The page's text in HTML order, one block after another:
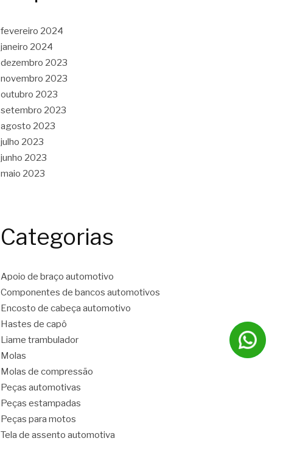
fevereiro 2024
janeiro 2024
dezembro 2023
novembro 2023
outubro 2023
setembro 2023
agosto 2023
julho 2023
junho 2023
maio 2023
Categorias
Apoio de braço automotivo
Componentes de bancos automotivos
Encosto de cabeça automotivo
Hastes de capô
Liame trambulador
Molas
Molas de compressão
Peças automotivas
Peças estampadas
Peças para motos
Tela de assento automotiva